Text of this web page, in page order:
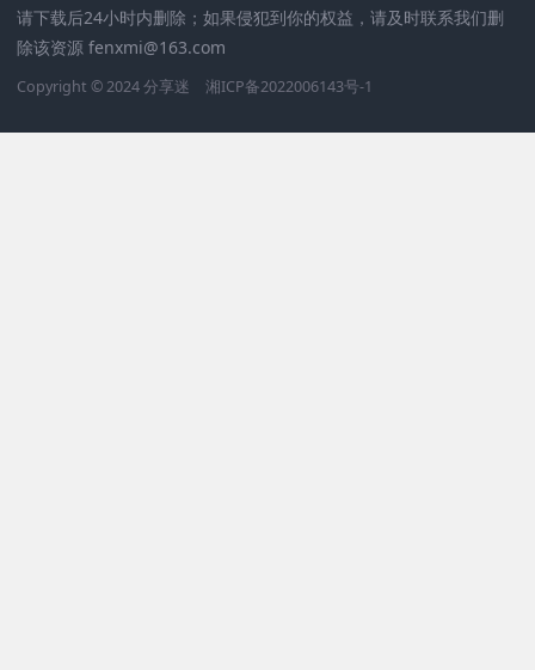
请下载后24小时内删除；如果侵犯到你的权益，请及时联系我们删
除该资源 fenxmi@163.com
Copyright © 2024分享迷 湘ICP备2022006143号-1